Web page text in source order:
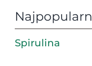
Spirulina